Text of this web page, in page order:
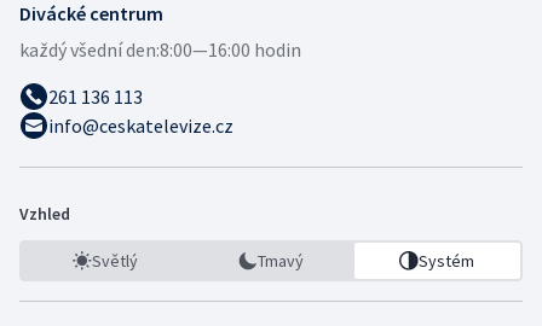
Divácké centrum
každý všední den:8:00—16:00 hodin
261 136 113
info@ceskatelevize.cz
Vzhled
Světlý Tmavý Systém